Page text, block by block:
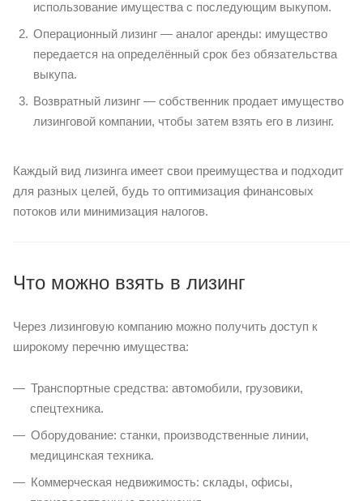
использование имущества с последующим выкупом.
Операционный лизинг — аналог аренды: имущество
передается на определённый срок без обязательства
выкупа.
Возвратный лизинг — собственник продает имущество
лизинговой компании, чтобы затем взять его в лизинг.
Каждый вид лизинга имеет свои преимущества и подходит
для разных целей, будь то оптимизация финансовых
потоков или минимизация налогов.
Что можно взять в лизинг
Через лизинговую компанию можно получить доступ к
широкому перечню имущества:
Транспортные средства: автомобили, грузовики,
спецтехника.
Оборудование: станки, производственные линии,
медицинская техника.
Коммерческая недвижимость: склады, офисы,